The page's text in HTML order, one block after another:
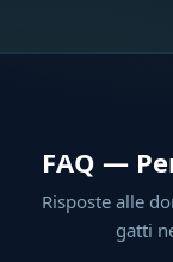
FAQ —
Risposte alle
gatti